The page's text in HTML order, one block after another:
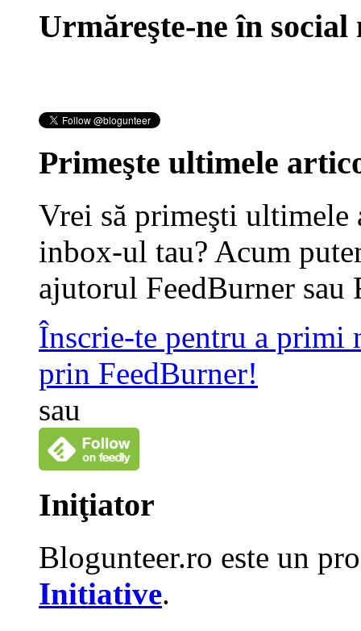
Urmăreşte-ne în social
Primeşte ultimele
Vrei să primeşti
inbox-ul tau? Acum
ajutorul FeedBurner sau
Înscrie-te pentru a primi
prin FeedBurner!
sau
Iniţiator
Blogunteer.ro este un
Initiative.